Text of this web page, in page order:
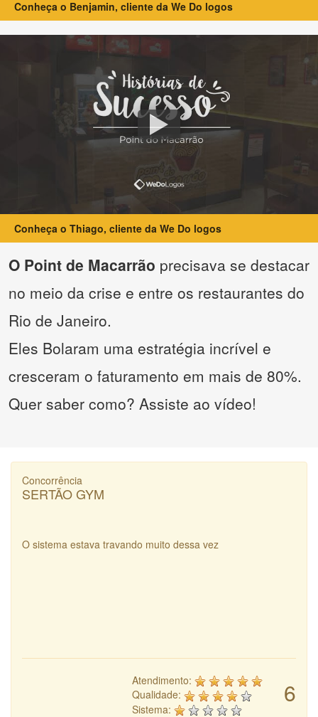
Conheça o Benjamin, cliente da We Do logos
Conheça o Thiago, cliente da We Do logos
O Point de Macarrão precisava se destacar
no meio da crise e entre os restaurantes do
Rio de Janeiro.
Eles Bolaram uma estratégia incrível e
cresceram o faturamento em mais de 80%.
Quer saber como? Assiste ao vídeo!
Concorrência
SERTÃO GYM
O sistema estava travando muito dessa vez
6
Atendimento:
Qualidade:
Sistema: